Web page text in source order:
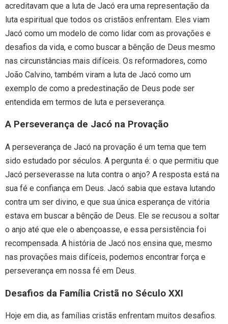
acreditavam que a luta de Jacó era uma representação da
luta espiritual que todos os cristãos enfrentam. Eles viam
Jacó como um modelo de como lidar com as provações e
desafios da vida, e como buscar a bênção de Deus mesmo
nas circunstâncias mais difíceis. Os reformadores, como
João Calvino, também viram a luta de Jacó como um
exemplo de como a predestinação de Deus pode ser
entendida em termos de luta e perseverança.
A Perseverança de Jacó na Provação
A perseverança de Jacó na provação é um tema que tem
sido estudado por séculos. A pergunta é: o que permitiu que
Jacó perseverasse na luta contra o anjo? A resposta está na
sua fé e confiança em Deus. Jacó sabia que estava lutando
contra um ser divino, e que sua única esperança de vitória
estava em buscar a bênção de Deus. Ele se recusou a soltar
o anjo até que ele o abençoasse, e essa persistência foi
recompensada. A história de Jacó nos ensina que, mesmo
nas provações mais difíceis, podemos encontrar força e
perseverança em nossa fé em Deus.
Desafios da Família Cristã no Século XXI
Hoje em dia, as famílias cristãs enfrentam muitos desafios.